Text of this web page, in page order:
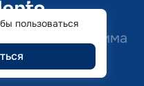
Необходима
пользоваться